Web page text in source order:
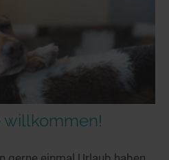
willkommen!